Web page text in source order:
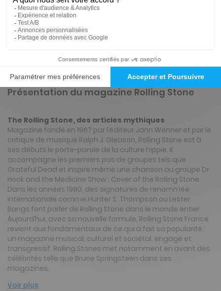
3€95
Prix par n° pendant 6 mois, puis 6,90 € par n°
Présentation du magazine Rolling Stone
The Rolling Stone, des articles mythiques
Magazine fondé en 1967 par l’éditeur Jann Wenner et par le
critique de musique Ralph J. Gleason, Rolling Stone est à
ses débuts le porte-parole de la culture hippie. Il
accompagne les premiers pas de groupes tels que
Grateful Dead et inspire même une chanson au groupe Dr
Hook and the Medicine Show : Cover of the Rolling Stone.
Dans les années 1980, des signatures de renommée
internationale comme Hunter S. Thompson ou Lester
Bangs font parler de Rolling Stone dans le monde entier.
Aujourd’hui, avec sa nouvelle formule, Rolling Stone France
revient aux fondamentaux de ce qui a fait sa popularité :
un magazine musical, culturel et sociétal, engagé et
transgressif. Rolling Stones met notamment en avant des
célébrités telle que Bruce Springsteen dans ses
magazines.
Voir plus